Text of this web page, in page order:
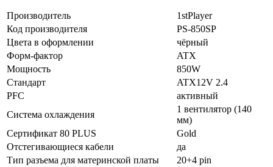
Производитель
1stPlayer
Код производителя
PS-850SP
Цвета в оформлении
чёрный
Форм-фактор
ATX
Мощность
850W
Стандарт
ATX12V 2.4
PFC
активный
Система охлаждения
1 вентилятор (140
мм)
Сертификат 80 PLUS
Gold
Отстегивающиеся кабели
да
Тип разъема для материнской платы
20+4 pin